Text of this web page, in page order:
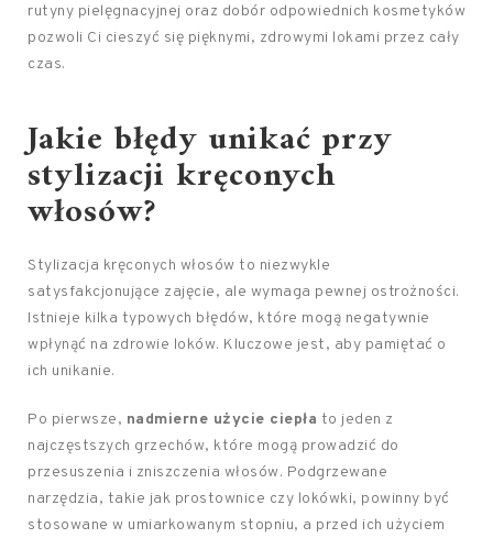
rutyny pielęgnacyjnej oraz dobór odpowiednich kosmetyków
pozwoli Ci cieszyć się pięknymi, zdrowymi lokami przez cały
czas.
Jakie błędy unikać przy
stylizacji kręconych
włosów?
Stylizacja kręconych włosów to niezwykle
satysfakcjonujące zajęcie, ale wymaga pewnej ostrożności.
Istnieje kilka typowych błędów, które mogą negatywnie
wpłynąć na zdrowie loków. Kluczowe jest, aby pamiętać o
ich unikanie.
Po pierwsze, nadmierne użycie ciepła to jeden z
najczęstszych grzechów, które mogą prowadzić do
przesuszenia i zniszczenia włosów. Podgrzewane
narzędzia, takie jak prostownice czy lokówki, powinny być
stosowane w umiarkowanym stopniu, a przed ich użyciem